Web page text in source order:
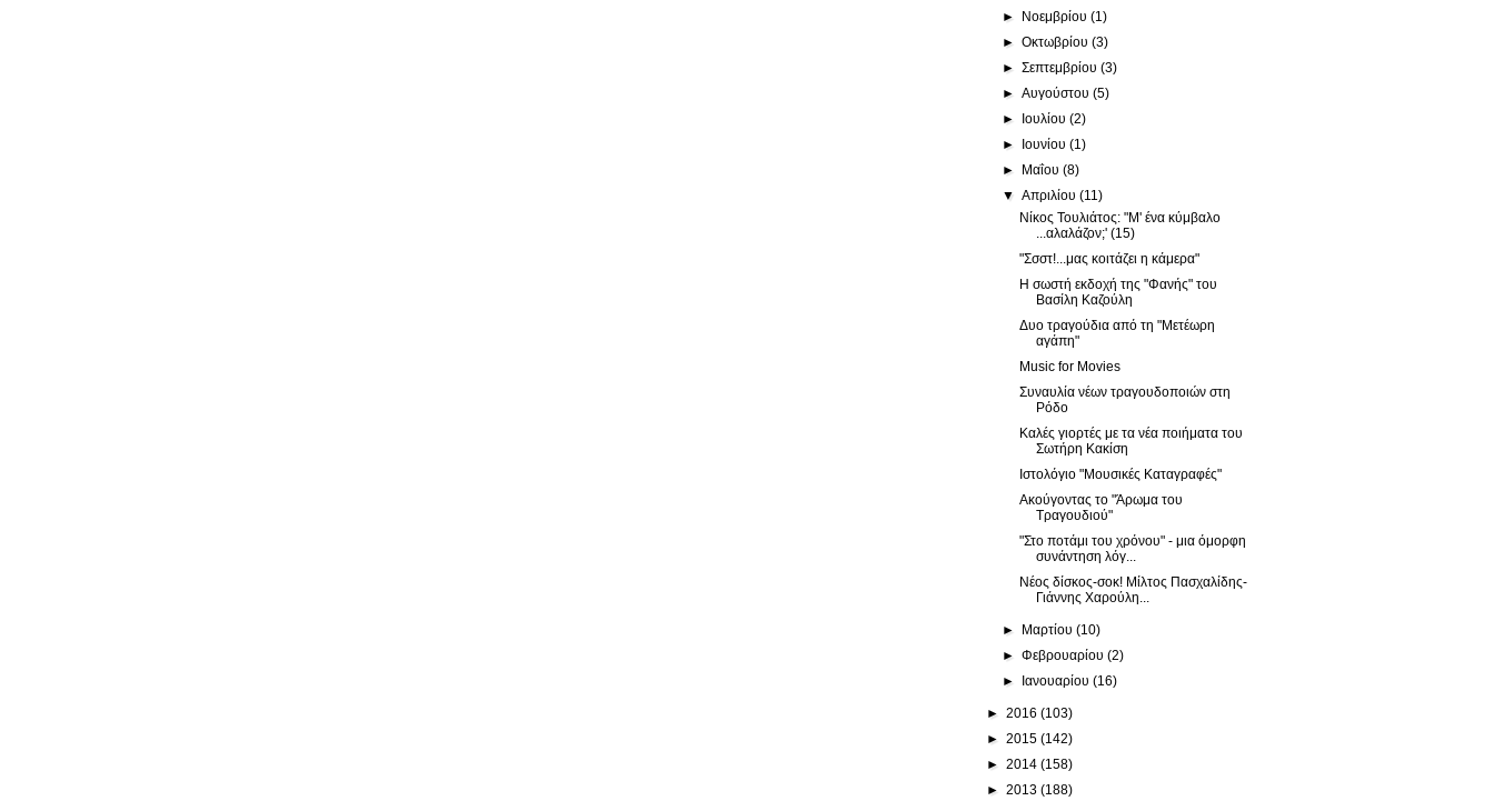
► Νοεμβρίου(1)
►Οκτωβρίου(3)
►Σεπτεμβρίου(3)
►Αυγούστου(5)
► Ιουλίου(2)
► Ιουνίου(1)
► Μαΐου(8)
▼Απριλίου(11)
Νίκος Τουλιάτος: "Μ' ένα κύμβαλο
...αλαλάζον;' (15)
"Σσστ!...μας κοιτάζει η κάμερα"
Η σωστή εκδοχή της "Φανής" του
Βασίλη Καζούλη
Δυο τραγούδια από τη "Μετέωρη
αγάπη"
Music for Movies
Συναυλία νέων τραγουδοποιών στη
Ρόδο
Καλές γιορτές με τα νέα ποιήματα του
Σωτήρη Κακίση
Ιστολόγιο "Μουσικές Καταγραφές"
Ακούγοντας το "Άρωμα του
Τραγουδιού"
"Στο ποτάμι του χρόνου" - μια όμορφη
συνάντηση λόγ...
Νέος δίσκος-σοκ! Μίλτος Πασχαλίδης-
Γιάννης Χαρούλη...
► Μαρτίου(10)
►Φεβρουαρίου(2)
► Ιανουαρίου(16)
► 2016 (103)
► 2015 (142)
► 2014 (158)
► 2013 (188)